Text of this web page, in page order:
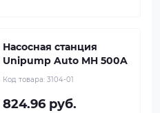
Насосная станция
Unipump Auto MH 500A
Код товара: 3104-01
824.96 руб.